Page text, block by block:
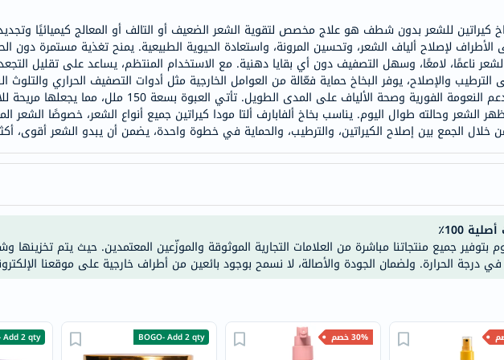
doppelherz
NMN
dessert-
essence
Biochem
SVR
skinceuticals
الصحة
والمكملات
الصحية
باقة
كيراتين للشعر بدون شطف هو علاج مخصص لتقوية الشعر الضعيف أو التالف أو المعالج كيميائيًا
لإصلاح ألياف الشعر، وتحسين المرونة، واستعادة الحيوية الطبيعية. يمنح تغذية مستمرة دون
ناعمًا، لامعًا، وسهل التصفيف دون أي بقايا دهنية. مع الاستخدام المنتظم، يساعد على تقليل
الترطيب والإصلاح، يوفر البخاخ حماية فعّالة من العوامل الخارجية مثل أدوات التصفيف الحراري
اليومي بالشعر، إذ يدعم النعومة الفورية وصحة الألياف
وحالته طوال اليوم. يناسب بخاخ ألفابارف ألتا مودا كيراتين جميع أنواع الشعر، خصوصًا الشعر
خلال الجمع بين إصلاح الكيراتين، والترطيب، والحماية في خطوة واحدة، يضمن أن يبدو الشعر
100٪
بتوفير جميع منتجاتنا مباشرة من العلامات التجارية الموثوقة والموزّعين المعتمدين. حيث يتم
درجة الحرارة. ولضمان الجودة والأصالة، لا نسمح بوجود بائعين من أطراف خارجية على موقعنا
Add 2 qty BOGO- Add 2 qty 30% خصم